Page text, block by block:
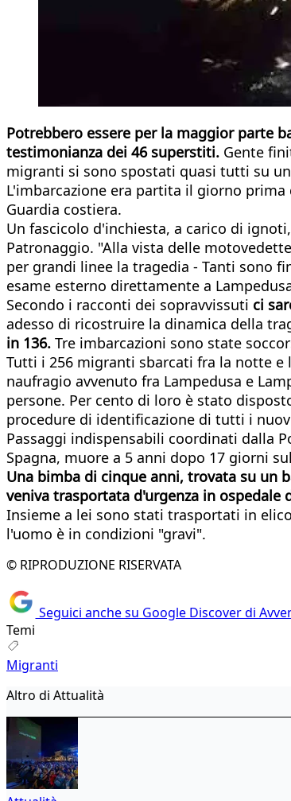
Potrebbero essere per la maggior parte
testimonianza dei 46 superstiti. Gente
migranti si sono spostati quasi tutti su
L'imbarcazione era partita il giorno
Guardia costiera.
Un fascicolo d'inchiesta, a carico di
Patronaggio. "Alla vista delle
per grandi linee la tragedia - Tanti sono
esame esterno direttamente a
Secondo i racconti dei sopravvissuti ci
adesso di ricostruire la dinamica della
in 136. Tre imbarcazioni sono state
Tutti i 256 migranti sbarcati fra la notte
naufragio avvenuto fra Lampedusa e
persone. Per cento di loro è stato
procedure di identificazione di tutti i
Passaggi indispensabili coordinati dalla
Spagna, muore a 5 anni dopo 17 giorni
Una bimba di cinque anni, trovata su un
veniva trasportata d'urgenza in
Insieme a lei sono stati trasportati in
l'uomo è in condizioni "gravi".
© RIPRODUZIONE RISERVATA
Seguici anche su Google Discover di
Temi
Migranti
Altro di Attualità